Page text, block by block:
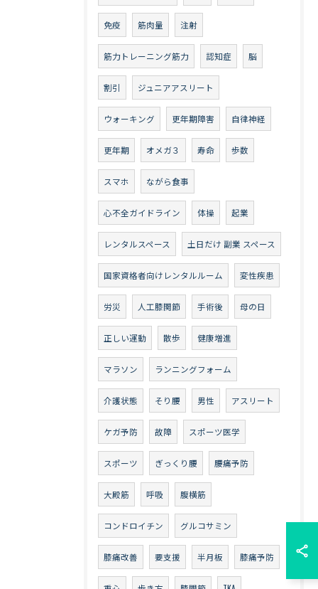
免疫 筋肉量 注射
筋力トレーニング筋力 認知症 脳
割引 ジュニアアスリート
ウォーキング 更年期障害 自律神経
更年期 オメガ３ 寿命 歩数
スマホ ながら食事
心不全ガイドライン 体操 起業
レンタルスペース 土日だけ 副業 スペース
国家資格者向けレンタルルーム 変性疾患
労災 人工膝関節 手術後 母の日
正しい運動 散歩 健康増進
マラソン ランニングフォーム
介護状態 そり腰 男性 アスリート
ケガ予防 故障 スポーツ医学
スポーツ ぎっくり腰 腰痛予防
大殿筋 呼吸 腹横筋
コンドロイチン グルコサミン
膝痛改善 要支援 半月板 膝痛予防